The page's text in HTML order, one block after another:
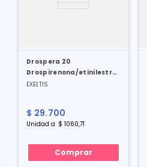
Drospera 20
Drospirenona/etinilestradiol
3/0.02 Mg X 28 Comp
EXELTIS
$ 29.700
Unidad a $ 1060,71
Comprar